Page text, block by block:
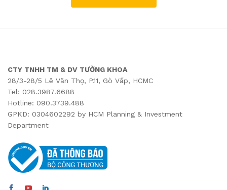
CTY TNHH TM & DV TƯỜNG KHOA
28/3-28/5 Lê Văn Thọ, P.11, Gò Vấp, HCMC
Tel: 028.3987.6688
Hotline: 090.3739.488
GPKD: 0304602292 by HCM Planning & Investment
Department